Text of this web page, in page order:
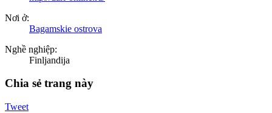
Nơi ở:
Bagamskie ostrova
Nghề nghiệp:
Finljandija
Chia sẻ trang này
Tweet